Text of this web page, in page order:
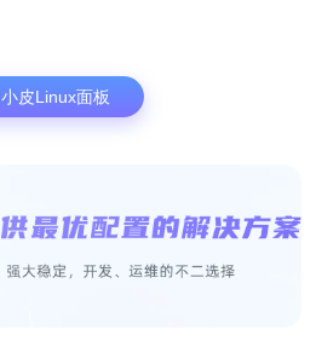
小皮Linux面板